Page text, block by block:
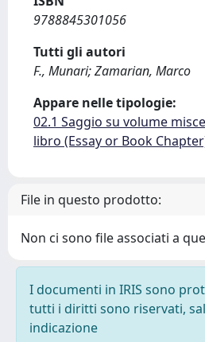
9788845301056
Tutti gli autori
F., Munari; Zamarian, Marco
Appare nelle tipologie:
02.1 Saggio su volume
libro (Essay or Book
File in questo prodotto:
Non ci sono file associati a
I documenti in IRIS sono
tutti i diritti sono riservati,
indicazione